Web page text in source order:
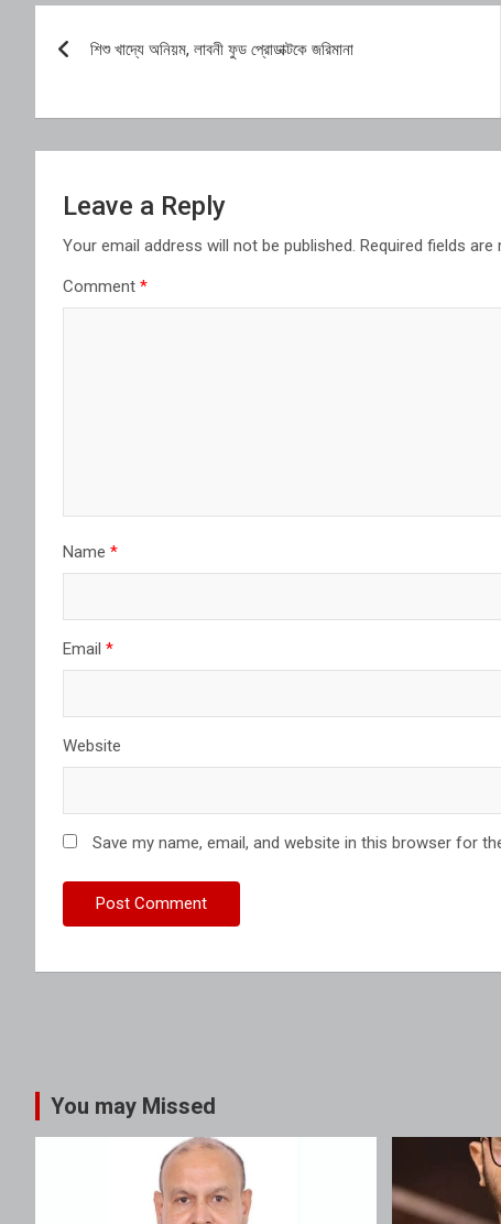
navigation
শিশু খাদ্যে অনিয়ম, লাবনী ফুড প্রোডাক্টকে জরিমানা
Leave a Reply
Your email address will not be published. Required fields are
Comment *
Name *
Email *
Website
Save my name, email, and website in this browser for
You may Missed